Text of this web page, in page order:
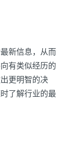
新信息，从而
有类似经历的
更明智的决
了解行业的最